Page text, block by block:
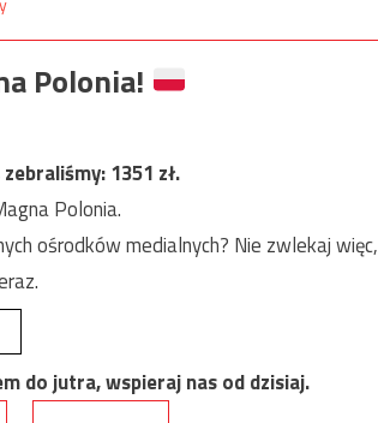
Polonia!
zebraliśmy:1351 zł.
Polonia.
ośrodków medialnych? Nie zwlekaj więc,
do jutra, wspieraj nas od dzisiaj.